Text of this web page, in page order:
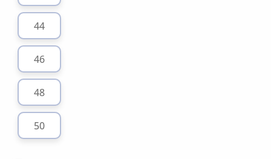
44
46
48
50